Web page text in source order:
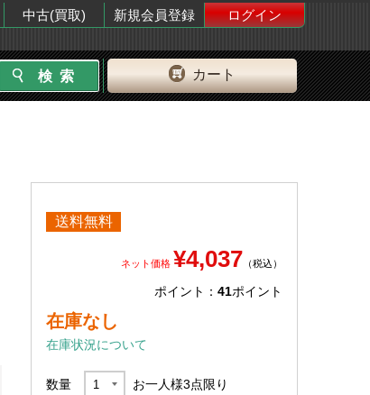
中古(買取) 新規会員登録
ログイン
カート
送料無料
ネット価格 ¥4,037 （税込）
ポイント： 41ポイント
在庫なし
在庫状況について
数量 お一人様3点限り